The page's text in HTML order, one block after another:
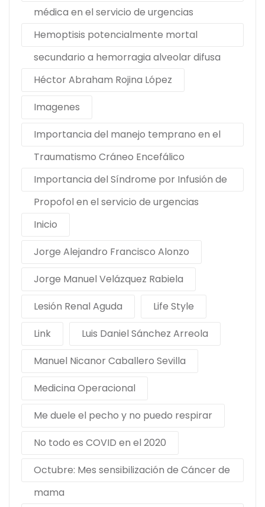
médica en el servicio de urgencias
Hemoptisis potencialmente mortal
secundario a hemorragia alveolar difusa
Héctor Abraham Rojina López
Imagenes
Importancia del manejo temprano en el
Traumatismo Cráneo Encefálico
Importancia del Síndrome por Infusión de
Propofol en el servicio de urgencias
Inicio
Jorge Alejandro Francisco Alonzo
Jorge Manuel Velázquez Rabiela
Lesión Renal Aguda
Life Style
Link
Luis Daniel Sánchez Arreola
Manuel Nicanor Caballero Sevilla
Medicina Operacional
Me duele el pecho y no puedo respirar
No todo es COVID en el 2020
Octubre: Mes sensibilización de Cáncer de
mama